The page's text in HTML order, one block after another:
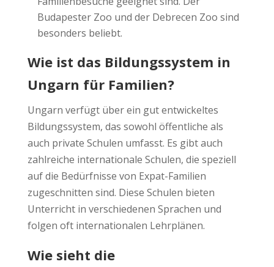
Budapester Zoo und der Debrecen Zoo sind
besonders beliebt.
Wie ist das Bildungssystem in
Ungarn für Familien?
Ungarn verfügt über ein gut entwickeltes
Bildungssystem, das sowohl öffentliche als
auch private Schulen umfasst. Es gibt auch
zahlreiche internationale Schulen, die speziell
auf die Bedürfnisse von Expat-Familien
zugeschnitten sind. Diese Schulen bieten
Unterricht in verschiedenen Sprachen und
folgen oft internationalen Lehrplänen.
Wie sieht die